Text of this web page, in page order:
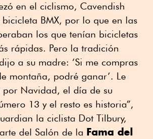
en el ciclismo, Cavendish
BMX, por lo que en las
los que tenían bicicletas
rápidas. Pero la tradición
a su madre: ‘Si me compras
montaña, podré ganar’. Le
Navidad, el día de su
13 y el resto es historia”,
la ciclista Dot Tilbury,
del Salón de la Fama del